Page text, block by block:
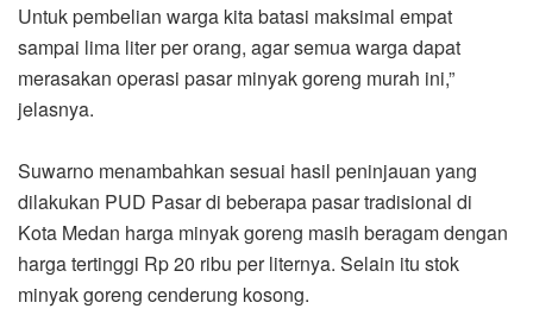
Untuk pembelian warga kita batasi maksimal empat
sampai lima liter per orang, agar semua warga dapat
merasakan operasi pasar minyak goreng murah ini,”
jelasnya.
Suwarno menambahkan sesuai hasil peninjauan yang
dilakukan PUD Pasar di beberapa pasar tradisional di
Kota Medan harga minyak goreng masih beragam dengan
harga tertinggi Rp 20 ribu per liternya. Selain itu stok
minyak goreng cenderung kosong.